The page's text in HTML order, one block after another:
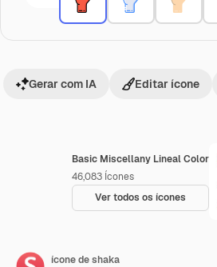
Basic Miscellany Lineal Color
46,083 Ícones
Ver todos os ícones
Gerar com IA Editar ícone
ícone de shaka